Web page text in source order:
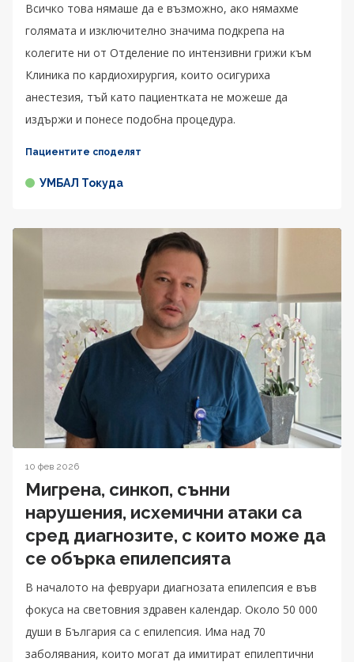
Всичко това нямаше да е възможно, ако нямахме
голямата и изключително значима подкрепа на
колегите ни от Отделение по интензивни грижи към
Клиника по кардиохирургия, които осигуриха
анестезия, тъй като пациентката не можеше да
издържи и понесе подобна процедура.
Пациентите споделят
УМБАЛ Токуда
10 фев 2026
Мигрена, синкоп, сънни
нарушения, исхемични атаки са
сред диагнозите, с които може да
се обърка епилепсията
В началото на февруари диагнозата епилепсия е във
фокуса на световния здравен календар. Около 50 000
души в България са с епилепсия. Има над 70
заболявания, които могат да имитират епилептични